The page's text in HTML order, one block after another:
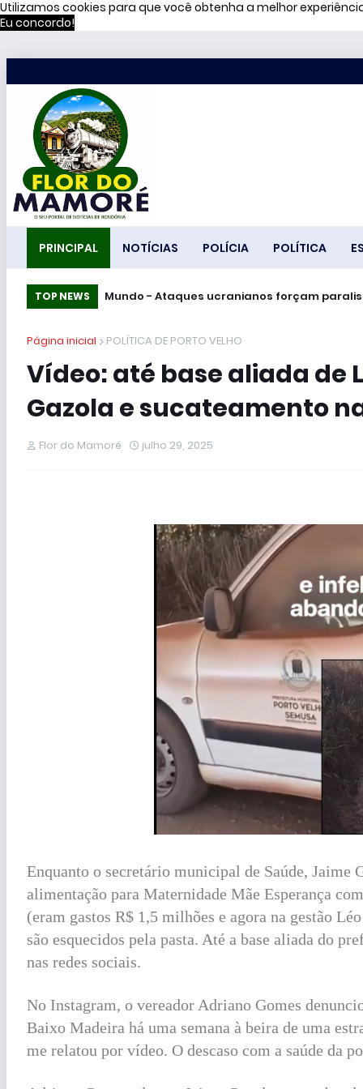
Utilizamos cookies para que você obtenha a melhor
Eu concordo!
PRINCIPAL NOTÍCIAS POLÍCIA POLÍTICA
TOP NEWS Mundo - Ataques ucranianos forçam
Página inicial POLÍTICA DE PORTO VELHO
Vídeo: até base aliada de
Gazola e sucateamento
Flor do Mamoré julho 29, 2025
Enquanto o secretário municipal de Saúde, Jaime
alimentação para Maternidade Mãe Esperança
(eram gastos R$ 1,5 milhões e agora na gestão
são esquecidos pela pasta. Até a base aliada do
nas redes sociais.
No Instagram, o vereador Adriano Gomes
Baixo Madeira há uma semana à beira de uma
me relatou por vídeo. O descaso com a saúde da